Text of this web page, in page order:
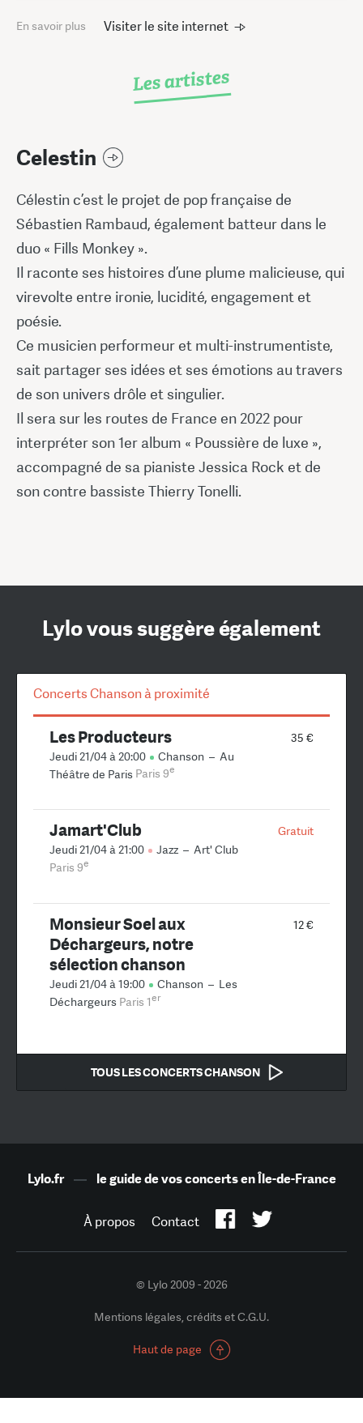
En savoir plus Visiter le site internet
Les artistes
Celestin
Célestin c’est le projet de pop française de
Sébastien Rambaud, également batteur dans le
duo « Fills Monkey ».
Il raconte ses histoires d’une plume malicieuse, qui
virevolte entre ironie, lucidité, engagement et
poésie.
Ce musicien performeur et multi-instrumentiste,
sait partager ses idées et ses émotions au travers
de son univers drôle et singulier.
Il sera sur les routes de France en 2022 pour
interpréter son 1er album « Poussière de luxe »,
accompagné de sa pianiste Jessica Rock et de
son contre bassiste Thierry Tonelli.
Lylo vous suggère également
Concerts Chanson à proximité
35 €
Les Producteurs
Jeudi 21/04 à 20:00 Chanson – Au
Théâtre de Paris Paris 9e
Gratuit
Jamart'Club
Jeudi 21/04 à 21:00 Jazz – Art' Club
Paris 9e
12 €
Monsieur Soel aux
Déchargeurs, notre
sélection chanson
Jeudi 21/04 à 19:00 Chanson – Les
Déchargeurs Paris 1er
TOUS LES CONCERTS CHANSON
Lylo.fr— le guide de vos concerts en Île-de-France
À propos Contact
© Lylo 2009 - 2026
Mentions légales, crédits et C.G.U.
Haut de page